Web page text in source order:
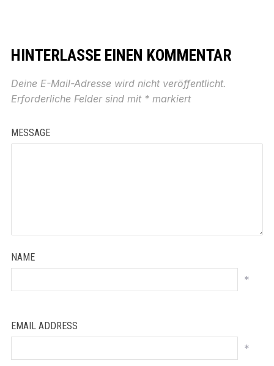
HINTERLASSE EINEN KOMMENTAR
Deine E-Mail-Adresse wird nicht veröffentlicht.
Erforderliche Felder sind mit *markiert
MESSAGE
NAME
*
EMAIL ADDRESS
*